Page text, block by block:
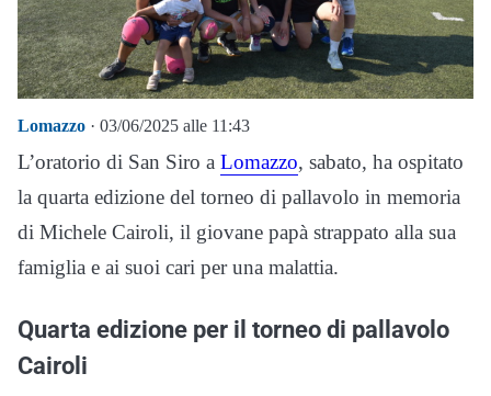
Lomazzo · 03/06/2025 alle 11:43
L’oratorio di San Siro a Lomazzo, sabato, ha ospitato
la quarta edizione del torneo di pallavolo in memoria
di Michele Cairoli, il giovane papà strappato alla sua
famiglia e ai suoi cari per una malattia.
Quarta edizione per il torneo di pallavolo
Cairoli